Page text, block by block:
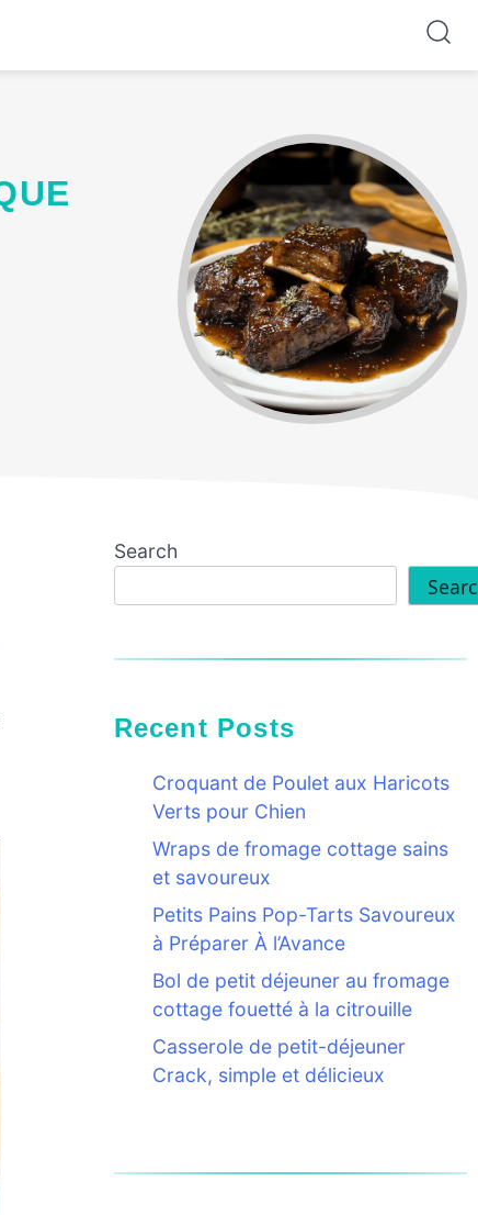
Search
Recent Posts
Croquant de Poulet aux Haricots
Verts pour Chien
Wraps de fromage cottage sains
et savoureux
Petits Pains Pop-Tarts Savoureux
à Préparer À l’Avance
Bol de petit déjeuner au fromage
cottage fouetté à la citrouille
Casserole de petit-déjeuner
Crack, simple et délicieux